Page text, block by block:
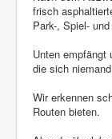
frisch
Park-, Spiel-
Unten empfängt
die sich
Wir erkennen
Routen bieten.